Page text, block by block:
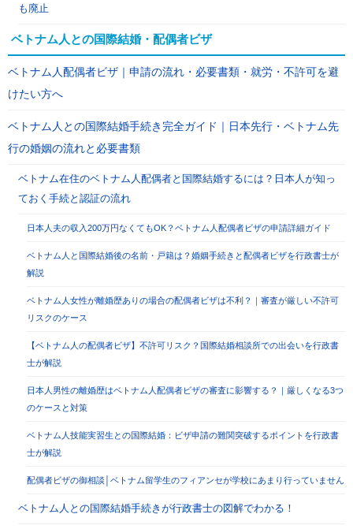
も廃止
ベトナム人との国際結婚・配偶者ビザ
ベトナム人配偶者ビザ｜申請の流れ・必要書類・就労・不許可を避
けたい方へ
ベトナム人との国際結婚手続き完全ガイド｜日本先行・ベトナム先
行の婚姻の流れと必要書類
ベトナム在住のベトナム人配偶者と国際結婚するには？日本人が知っ
ておく手続と認証の流れ
日本人夫の収入200万円なくてもOK？ベトナム人配偶者ビザの申請詳細ガイド
ベトナム人と国際結婚後の名前・戸籍は？婚姻手続きと配偶者ビザを行政書士が
解説
ベトナム人女性が離婚歴ありの場合の配偶者ビザは不利？｜審査が厳しい不許可
リスクのケース
【ベトナム人の配偶者ビザ】不許可リスク？国際結婚相談所での出会いを行政書
士が解説
日本人男性の離婚歴はベトナム人配偶者ビザの審査に影響する？｜厳しくなる3つ
のケースと対策
ベトナム人技能実習生との国際結婚：ビザ申請の難関突破するポイントを行政書
士が解説
配偶者ビザの御相談│ベトナム留学生のフィアンセが学校にあまり行っていません
ベトナム人との国際結婚手続きが行政書士の図解でわかる！